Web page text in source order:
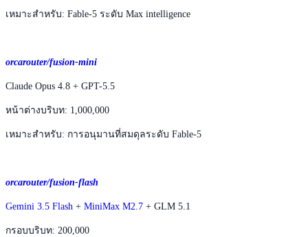
เหมาะสำหรับ: Fable-5 ระดับ Max intelligence
orcarouter/fusion-mini
Claude Opus 4.8 + GPT-5.5
หน้าต่างบริบท: 1,000,000
เหมาะสำหรับ: การอนุมานที่สมดุลระดับ Fable-5
orcarouter/fusion-flash
Gemini 3.5 Flash + MiniMax M2.7 + GLM 5.1
กรอบบริบท: 200,000